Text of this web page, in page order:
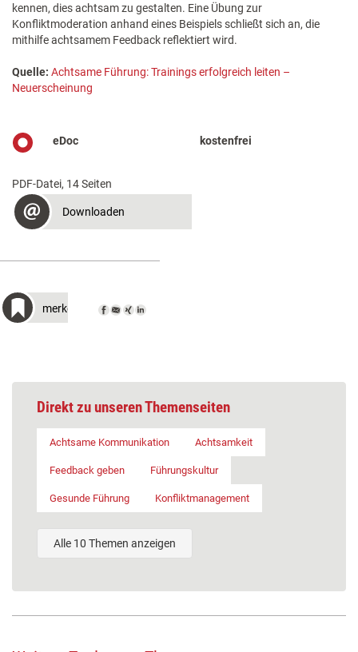
kennen, dies achtsam zu gestalten. Eine Übung zur
Konfliktmoderation anhand eines Beispiels schließt sich an, die
mithilfe achtsamem Feedback reflektiert wird.
Quelle: Achtsame Führung: Trainings erfolgreich leiten –
Neuerscheinung
eDoc kostenfrei
PDF-Datei, 14 Seiten
Downloaden
merken
Direkt zu unseren Themenseiten
Achtsame Kommunikation Achtsamkeit
Feedback geben Führungskultur
Gesunde Führung Konfliktmanagement
Alle 10 Themen anzeigen